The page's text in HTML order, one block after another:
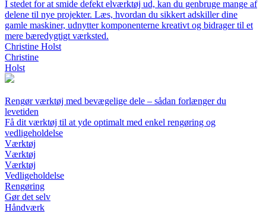
I stedet for at smide defekt elværktøj ud, kan du genbruge mange af
delene til nye projekter. Læs, hvordan du sikkert adskiller dine
gamle maskiner, udnytter komponenterne kreativt og bidrager til et
mere bæredygtigt værksted.
Christine Holst
Christine
Holst
Rengør værktøj med bevægelige dele – sådan forlænger du
levetiden
Få dit værktøj til at yde optimalt med enkel rengøring og
vedligeholdelse
Værktøj
Værktøj
Værktøj
Vedligeholdelse
Rengøring
Gør det selv
Håndværk